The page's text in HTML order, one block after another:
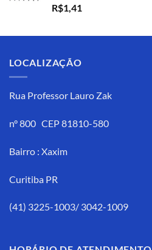
Avaliação
5.00 de 5
R$1,41
LOCALIZAÇÃO
Rua Professor Lauro Zak
n° 800 CEP 81810-580
Bairro : Xaxim
Curitiba PR
(41) 3225-1003/ 3042-1009